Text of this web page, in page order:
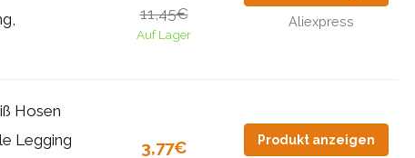
11,45€
Auf Lager
Aliexpress
Hosen
Legging
3,77€ Produkt anzeigen